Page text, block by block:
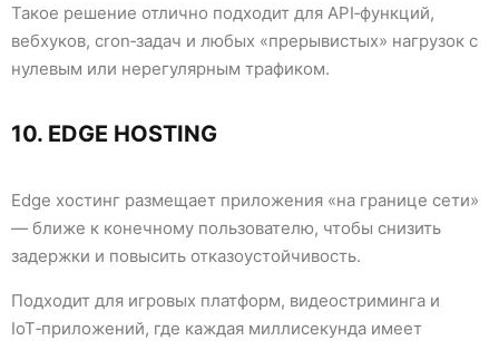
Такое решение отлично подходит для API‑функций,
вебхуков, cron‑задач и любых «прерывистых» нагрузок с
нулевым или нерегулярным трафиком.
10. EDGE HOSTING
Edge хостинг размещает приложения «на границе сети»
— ближе к конечному пользователю, чтобы снизить
задержки и повысить отказоустойчивость.
Подходит для игровых платформ, видеостриминга и
IoT‑приложений, где каждая миллисекунда имеет